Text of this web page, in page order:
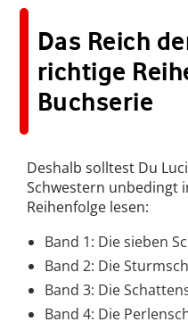
Das Reich
richtige
Buchserie
Deshalb solltest Du
Schwestern unbedingt
Reihenfolge lesen:
Band 1: Die sieben
Band 2: Die
Band 3: Die
Band 4: Die